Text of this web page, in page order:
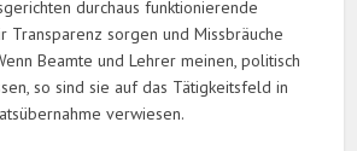
durchaus funktionierende
Transparenz sorgen und Missbräuche
Beamte und Lehrer meinen, politisch
so sind sie auf das Tätigkeitsfeld in
verwiesen.